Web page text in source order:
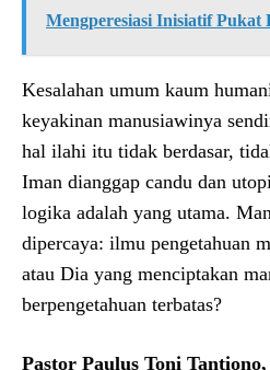
Mengperesiasi Inisiatif Pukat
Kesalahan umum kaum
keyakinan manusiawinya
hal ilahi itu tidak berdasar,
Iman dianggap candu dan
logika adalah yang utama.
dipercaya: ilmu pengetahuan
atau Dia yang menciptakan
berpengetahuan terbatas?
Pastor Paulus Toni